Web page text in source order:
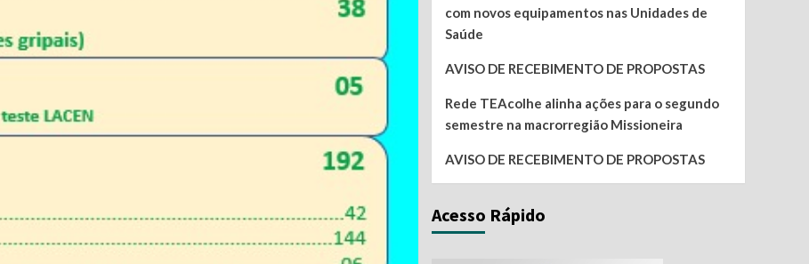
com novos equipamentos nas Unidades de
Saúde
AVISO DE RECEBIMENTO DE PROPOSTAS
Rede TEAcolhe alinha ações para o segundo
semestre na macrorregião Missioneira
AVISO DE RECEBIMENTO DE PROPOSTAS
Acesso Rápido